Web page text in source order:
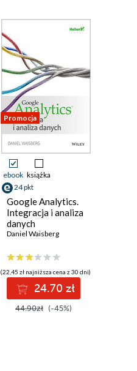
Promocja
ebook książka
24 pkt
Google Analytics.
Integracja i analiza
danych
Daniel Waisberg
(22,45 zł najniższa cena z 30 dni)
24.70 zł
44.90zł (-45%)